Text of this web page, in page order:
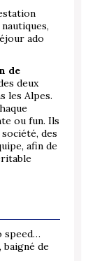
ado
de
deux
les Alpes.
ou fun. Ils
des
afin de
speed…
baigné de